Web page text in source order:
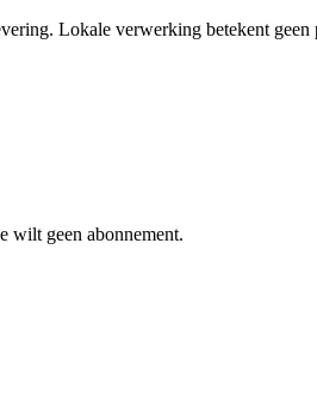
Lokale verwerking betekent
wilt geen abonnement.